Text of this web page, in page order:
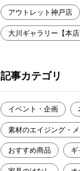
アウトレット神戸店
大川ギャラリー【本店
記事カテゴリ
イベント・企画
素材のエイジング・
おすすめ商品 ギ